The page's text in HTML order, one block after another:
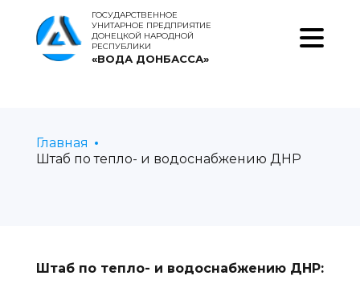
ГОСУДАРСТВЕННОЕ
УНИТАРНОЕ ПРЕДПРИЯТИЕ
ДОНЕЦКОЙ НАРОДНОЙ
РЕСПУБЛИКИ
«ВОДА ДОНБАССА»
Главная
Штаб по тепло- и водоснабжению ДНР
Штаб по тепло- и водоснабжению ДНР: